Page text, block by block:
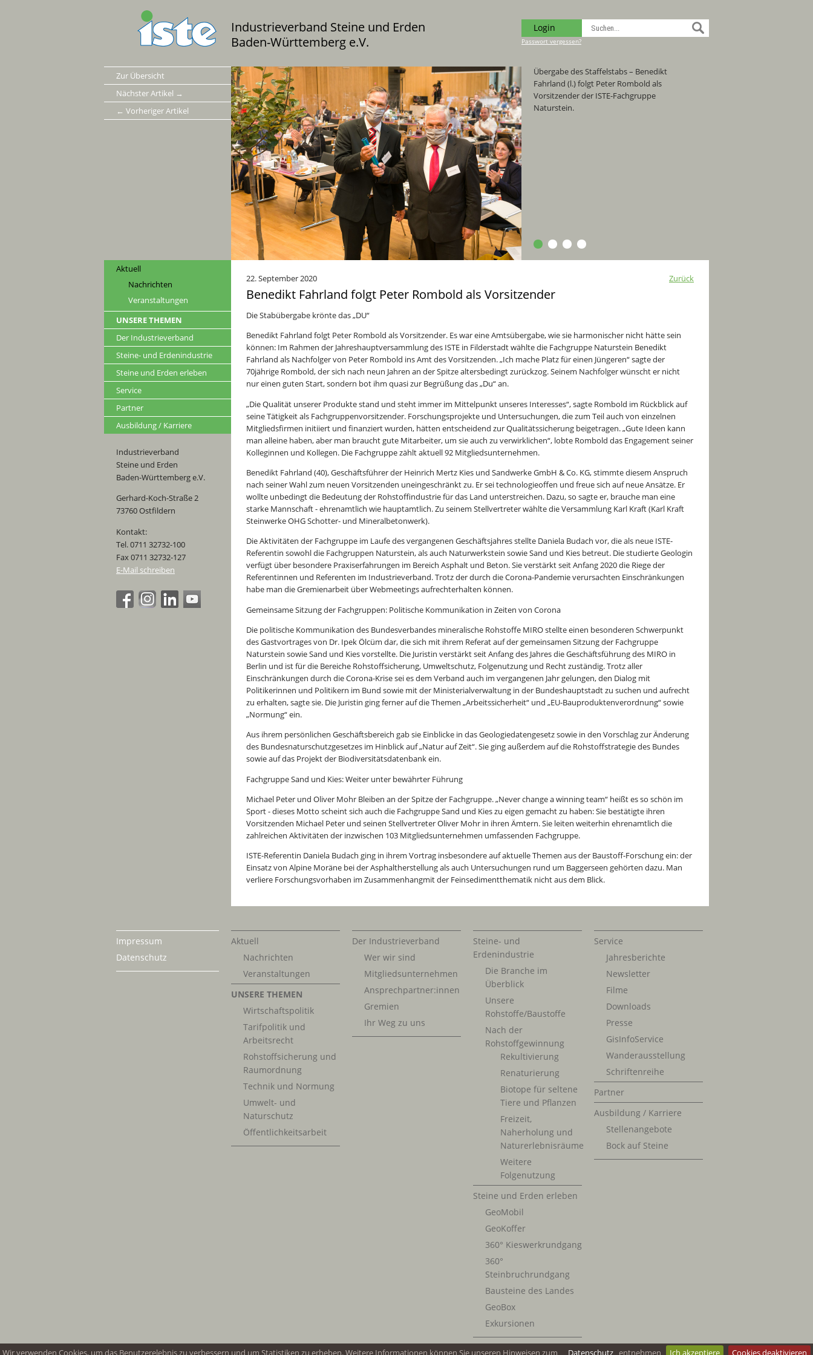
Wir verwenden Cookies, um das Benutzerelebnis zu verbessern und um Statistiken zu erheben. Weitere Informationen können Sie unseren Hinweisen zum Datenschutz entnehmen Ich akzeptiere Cookies deaktivieren
Industrieverband Steine und Erden
Baden-Württemberg e.V.
Login
Passwort vergessen?
Zur Übersicht
Nächster Artikel →
← Vorheriger Artikel
Übergabe des Staffelstabs – Benedikt
Fahrland (l.) folgt Peter Rombold als
Vorsitzender der ISTE-Fachgruppe
Naturstein.
Aktuell
Nachrichten
Veranstaltungen
UNSERE THEMEN
Der Industrieverband
Steine- und Erdenindustrie
Steine und Erden erleben
Service
Partner
Ausbildung / Karriere
Industrieverband
Steine und Erden
Baden-Württemberg e.V.
Gerhard-Koch-Straße 2
73760 Ostfildern
Kontakt:
Tel. 0711 32732-100
Fax 0711 32732-127
E-Mail schreiben
Zurück
22. September 2020
Benedikt Fahrland folgt Peter Rombold als Vorsitzender
Die Stabübergabe krönte das „DU“
Benedikt Fahrland folgt Peter Rombold als Vorsitzender. Es war eine Amtsübergabe, wie sie harmonischer nicht hätte sein
können: Im Rahmen der Jahreshauptversammlung des ISTE in Filderstadt wählte die Fachgruppe Naturstein Benedikt
Fahrland als Nachfolger von Peter Rombold ins Amt des Vorsitzenden. „Ich mache Platz für einen Jüngeren“ sagte der
70jährige Rombold, der sich nach neun Jahren an der Spitze altersbedingt zurückzog. Seinem Nachfolger wünscht er nicht
nur einen guten Start, sondern bot ihm quasi zur Begrüßung das „Du“ an.
„Die Qualität unserer Produkte stand und steht immer im Mittelpunkt unseres Interesses“, sagte Rombold im Rückblick auf
seine Tätigkeit als Fachgruppenvorsitzender. Forschungsprojekte und Untersuchungen, die zum Teil auch von einzelnen
Mitgliedsfirmen initiiert und finanziert wurden, hätten entscheidend zur Qualitätssicherung beigetragen. „Gute Ideen kann
man alleine haben, aber man braucht gute Mitarbeiter, um sie auch zu verwirklichen“, lobte Rombold das Engagement seiner
Kolleginnen und Kollegen. Die Fachgruppe zählt aktuell 92 Mitgliedsunternehmen.
Benedikt Fahrland (40), Geschäftsführer der Heinrich Mertz Kies und Sandwerke GmbH & Co. KG, stimmte diesem Anspruch
nach seiner Wahl zum neuen Vorsitzenden uneingeschränkt zu. Er sei technologieoffen und freue sich auf neue Ansätze. Er
wollte unbedingt die Bedeutung der Rohstoffindustrie für das Land unterstreichen. Dazu, so sagte er, brauche man eine
starke Mannschaft - ehrenamtlich wie hauptamtlich. Zu seinem Stellvertreter wählte die Versammlung Karl Kraft (Karl Kraft
Steinwerke OHG Schotter- und Mineralbetonwerk).
Die Aktivitäten der Fachgruppe im Laufe des vergangenen Geschäftsjahres stellte Daniela Budach vor, die als neue ISTE-
Referentin sowohl die Fachgruppen Naturstein, als auch Naturwerkstein sowie Sand und Kies betreut. Die studierte Geologin
verfügt über besondere Praxiserfahrungen im Bereich Asphalt und Beton. Sie verstärkt seit Anfang 2020 die Riege der
Referentinnen und Referenten im Industrieverband. Trotz der durch die Corona-Pandemie verursachten Einschränkungen
habe man die Gremienarbeit über Webmeetings aufrechterhalten können.
Gemeinsame Sitzung der Fachgruppen: Politische Kommunikation in Zeiten von Corona
Die politische Kommunikation des Bundesverbandes mineralische Rohstoffe MIRO stellte einen besonderen Schwerpunkt
des Gastvortrages von Dr. Ipek Ölcüm dar, die sich mit ihrem Referat auf der gemeinsamen Sitzung der Fachgruppe
Naturstein sowie Sand und Kies vorstellte. Die Juristin verstärkt seit Anfang des Jahres die Geschäftsführung des MIRO in
Berlin und ist für die Bereiche Rohstoffsicherung, Umweltschutz, Folgenutzung und Recht zuständig. Trotz aller
Einschränkungen durch die Corona-Krise sei es dem Verband auch im vergangenen Jahr gelungen, den Dialog mit
Politikerinnen und Politikern im Bund sowie mit der Ministerialverwaltung in der Bundeshauptstadt zu suchen und aufrecht
zu erhalten, sagte sie. Die Juristin ging ferner auf die Themen „Arbeitssicherheit“ und „EU-Bauproduktenverordnung“ sowie
„Normung“ ein.
Aus ihrem persönlichen Geschäftsbereich gab sie Einblicke in das Geologiedatengesetz sowie in den Vorschlag zur Änderung
des Bundesnaturschutzgesetzes im Hinblick auf „Natur auf Zeit“. Sie ging außerdem auf die Rohstoffstrategie des Bundes
sowie auf das Projekt der Biodiversitätsdatenbank ein.
Fachgruppe Sand und Kies: Weiter unter bewährter Führung
Michael Peter und Oliver Mohr Bleiben an der Spitze der Fachgruppe. „Never change a winning team“ heißt es so schön im
Sport - dieses Motto scheint sich auch die Fachgruppe Sand und Kies zu eigen gemacht zu haben: Sie bestätigte ihren
Vorsitzenden Michael Peter und seinen Stellvertreter Oliver Mohr in ihren Ämtern. Sie leiten weiterhin ehrenamtlich die
zahlreichen Aktivitäten der inzwischen 103 Mitgliedsunternehmen umfassenden Fachgruppe.
ISTE-Referentin Daniela Budach ging in ihrem Vortrag insbesondere auf aktuelle Themen aus der Baustoff-Forschung ein: der
Einsatz von Alpine Moräne bei der Asphaltherstellung als auch Untersuchungen rund um Baggerseen gehörten dazu. Man
verliere Forschungsvorhaben im Zusammenhangmit der Feinsedimentthematik nicht aus dem Blick.
Impressum
Datenschutz
Aktuell
Nachrichten
Veranstaltungen
UNSERE THEMEN
Wirtschaftspolitik
Tarifpolitik und
Arbeitsrecht
Rohstoffsicherung und
Raumordnung
Technik und Normung
Umwelt- und
Naturschutz
Öffentlichkeitsarbeit
Der Industrieverband
Wer wir sind
Mitgliedsunternehmen
Ansprechpartner:innen
Gremien
Ihr Weg zu uns
Steine- und
Erdenindustrie
Die Branche im
Überblick
Unsere
Rohstoffe/Baustoffe
Nach der
Rohstoffgewinnung
Rekultivierung
Renaturierung
Biotope für seltene
Tiere und Pflanzen
Freizeit,
Naherholung und
Naturerlebnisräume
Weitere
Folgenutzung
Steine und Erden erleben
GeoMobil
GeoKoffer
360° Kieswerkrundgang
360°
Steinbruchrundgang
Bausteine des Landes
GeoBox
Exkursionen
Service
Jahresberichte
Newsletter
Filme
Downloads
Presse
GisInfoService
Wanderausstellung
Schriftenreihe
Partner
Ausbildung / Karriere
Stellenangebote
Bock auf Steine